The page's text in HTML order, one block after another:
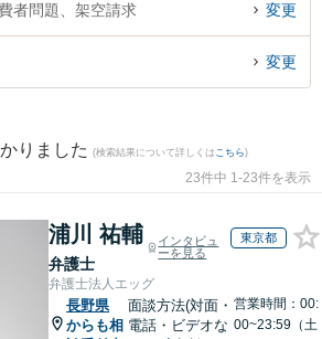
弁護士に相談したい』『架空請求のトラブル解決
検索したい』『初回相談無料で架空請求を法律相
相談予約したい』などでお困りの相談者さんにお
者問題、架空請求 変更
変更
りました (検索結果について詳しくは こちら)
23件中 1-23件を表示
浦川 祐輔
弁護士
インタビュ
ーを見る
東京都
弁護士法人エッグ
長野県
からも相
面談方法(対面・
電話・ビデオな
営業時間：00:
00~23:59（土